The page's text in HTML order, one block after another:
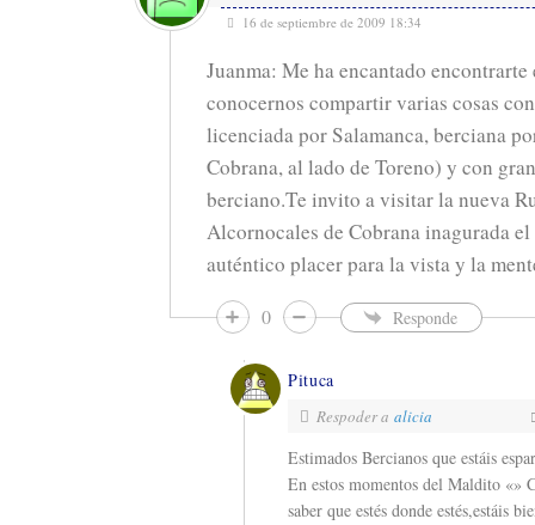
16 de septiembre de 2009 18:34
Juanma: Me ha encantado
conocernos compartir varias cosas
licenciada por Salamanca, berciana
Cobrana, al lado de Toreno) y con
berciano.Te invito a visitar la nueva
Alcornocales de Cobrana inagurada el
auténtico placer para la vista y la
0 Responde
Pituca
Respoder a alicia
Estimados Bercianos que estáis
En estos momentos del Maldito «»
saber que estés donde estés,estáis